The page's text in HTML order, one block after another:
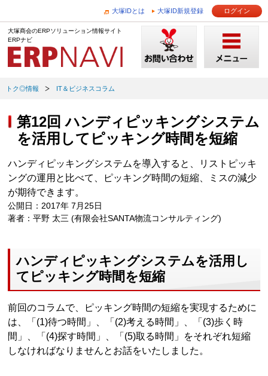
大塚IDとは 大塚ID新規登録 ログイン
大塚商会のERPソリューション情報サイト
ERPナビ
トク◎情報 IT＆ビジネスコラム
第12回 ハンディピッキングシステム
を活用してピッキング時間を短縮
ハンディピッキングシステムを導入すると、リストピッキ
ングの運用と比べて、ピッキング時間の短縮、ミスの減少
が期待できます。
公開日：2017年 7月25日
著者：平野 太三 (有限会社SANTA物流コンサルティング)
ハンディピッキングシステムを活用し
てピッキング時間を短縮
前回のコラムで、ピッキング時間の短縮を実現するために
は、「(1)待つ時間」、「(2)考える時間」、「(3)歩く時
間」、「(4)探す時間」、「(5)取る時間」をそれぞれ短縮
しなければなりませんとお話をいたしました。